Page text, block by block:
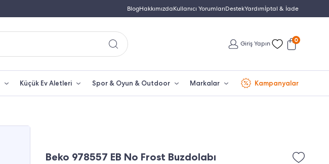
Türkiye'nin En Büyük Beko Yetkili Satıcısı İletişim: 0850 532
BlogHakkımızdaKullanıcı YorumlarıDestekYardımİptal & İade
Giriş Yapın 0
Küçük Ev Aletleri Spor & Oyun & Outdoor Markalar Kampanyalar
Beko 978557 EB No Frost Buzdolabı